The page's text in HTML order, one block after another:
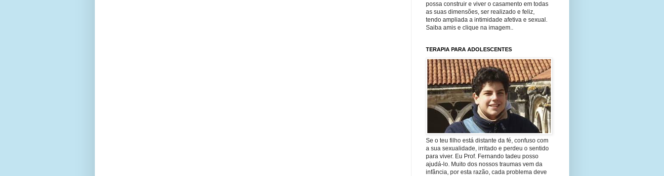
possa construir e viver o casamento em todas
as suas dimensões, ser realizado e feliz,
tendo ampliada a intimidade afetiva e sexual.
Saiba amis e clique na imagem..
TERAPIA PARA ADOLESCENTES
Se o teu filho está distante da fé, confuso com
a sua sexualidade, irritado e perdeu o sentido
para viver. Eu Prof. Fernando tadeu posso
ajudá-lo. Muito dos nossos traumas vem da
infância, por esta razão, cada problema deve